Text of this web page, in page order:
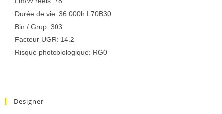
Durée de vie: 36.000h L70B30
Bin / Grup: 303
Facteur UGR: 14.2
Risque photobiologique: RG0
Designer